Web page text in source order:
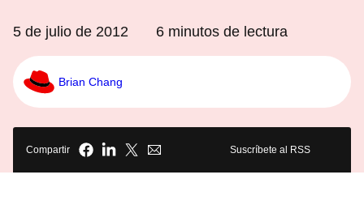
5 de julio de 2012 6 minutos de lectura
Brian Chang
Compartir Suscríbete al RSS